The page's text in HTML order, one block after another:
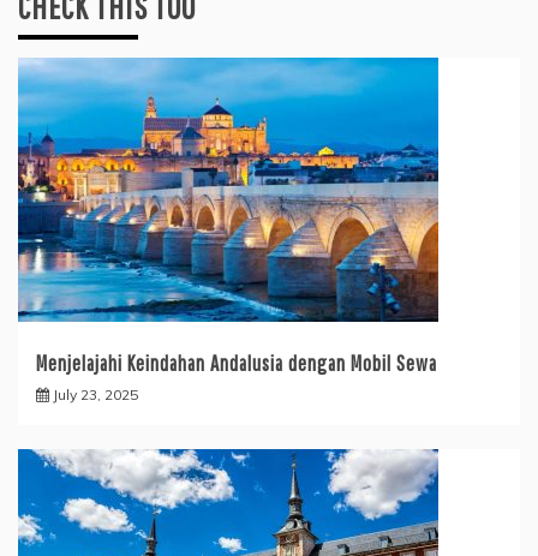
Menjelajahi Keindahan Andalusia dengan Mobil Sewa
July 23, 2025